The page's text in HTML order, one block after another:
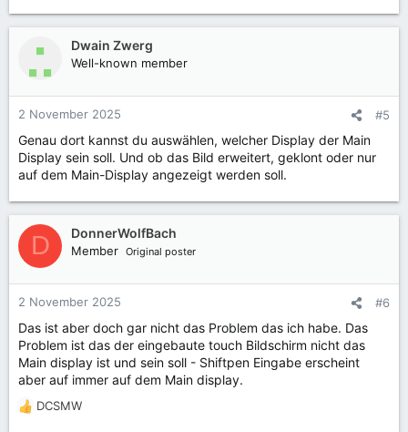
Dwain Zwerg
Well-known member
2 November 2025 #5
Genau dort kannst du auswählen, welcher Display der Main
Display sein soll. Und ob das Bild erweitert, geklont oder nur
auf dem Main-Display angezeigt werden soll.
D DonnerWolfBach
Member Original poster
2 November 2025 #6
Das ist aber doch gar nicht das Problem das ich habe. Das
Problem ist das der eingebaute touch Bildschirm nicht das
Main display ist und sein soll - Shiftpen Eingabe erscheint
aber auf immer auf dem Main display.
R
DCSMW